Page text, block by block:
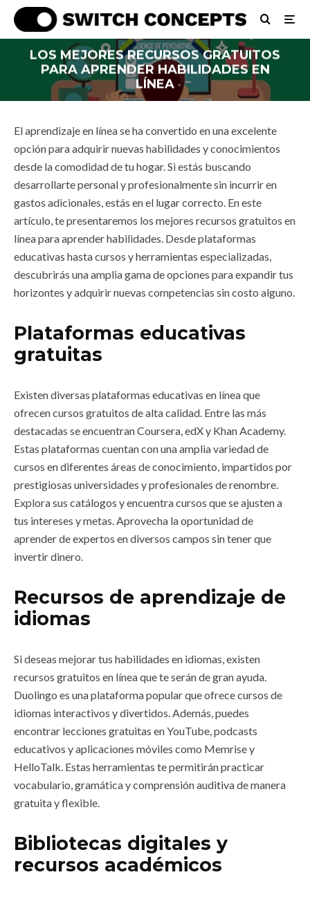
LOS MEJORES RECURSOS GRATUITOS
PARA APRENDER HABILIDADES EN
LÍNEA
El aprendizaje en línea se ha convertido en una excelente
opción para adquirir nuevas habilidades y conocimientos
desde la comodidad de tu hogar. Si estás buscando
desarrollarte personal y profesionalmente sin incurrir en
gastos adicionales, estás en el lugar correcto. En este
artículo, te presentaremos los mejores recursos gratuitos en
línea para aprender habilidades. Desde plataformas
educativas hasta cursos y herramientas especializadas,
descubrirás una amplia gama de opciones para expandir tus
horizontes y adquirir nuevas competencias sin costo alguno.
Plataformas educativas
gratuitas
Existen diversas plataformas educativas en línea que
ofrecen cursos gratuitos de alta calidad. Entre las más
destacadas se encuentran Coursera, edX y Khan Academy.
Estas plataformas cuentan con una amplia variedad de
cursos en diferentes áreas de conocimiento, impartidos por
prestigiosas universidades y profesionales de renombre.
Explora sus catálogos y encuentra cursos que se ajusten a
tus intereses y metas. Aprovecha la oportunidad de
aprender de expertos en diversos campos sin tener que
invertir dinero.
Recursos de aprendizaje de
idiomas
Si deseas mejorar tus habilidades en idiomas, existen
recursos gratuitos en línea que te serán de gran ayuda.
Duolingo es una plataforma popular que ofrece cursos de
idiomas interactivos y divertidos. Además, puedes
encontrar lecciones gratuitas en YouTube, podcasts
educativos y aplicaciones móviles como Memrise y
HelloTalk. Estas herramientas te permitirán practicar
vocabulario, gramática y comprensión auditiva de manera
gratuita y flexible.
Bibliotecas digitales y
recursos académicos